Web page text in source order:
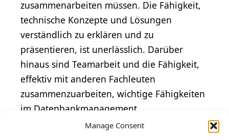
Manage Consent
zusammenarbeiten müssen. Die Fähigkeit,
technische Konzepte und Lösungen
verständlich zu erklären und zu
präsentieren, ist unerlässlich. Darüber
hinaus sind Teamarbeit und die Fähigkeit,
effektiv mit anderen Fachleuten
zusammenzuarbeiten, wichtige Fähigkeiten
im Datenbankmanagement.